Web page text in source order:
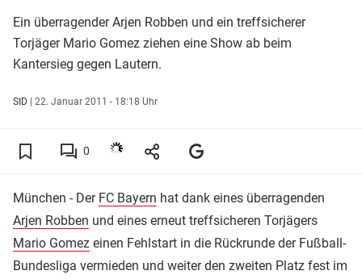
Ein überragender Arjen Robben und ein treffsicherer
Torjäger Mario Gomez ziehen eine Show ab beim
Kantersieg gegen Lautern.
SID | 22. Januar 2011 - 18:18 Uhr
0
München - Der FC Bayern hat dank eines überragenden
Arjen Robben und eines erneut treffsicheren Torjägers
Mario Gomez einen Fehlstart in die Rückrunde der Fußball-
Bundesliga vermieden und weiter den zweiten Platz fest im